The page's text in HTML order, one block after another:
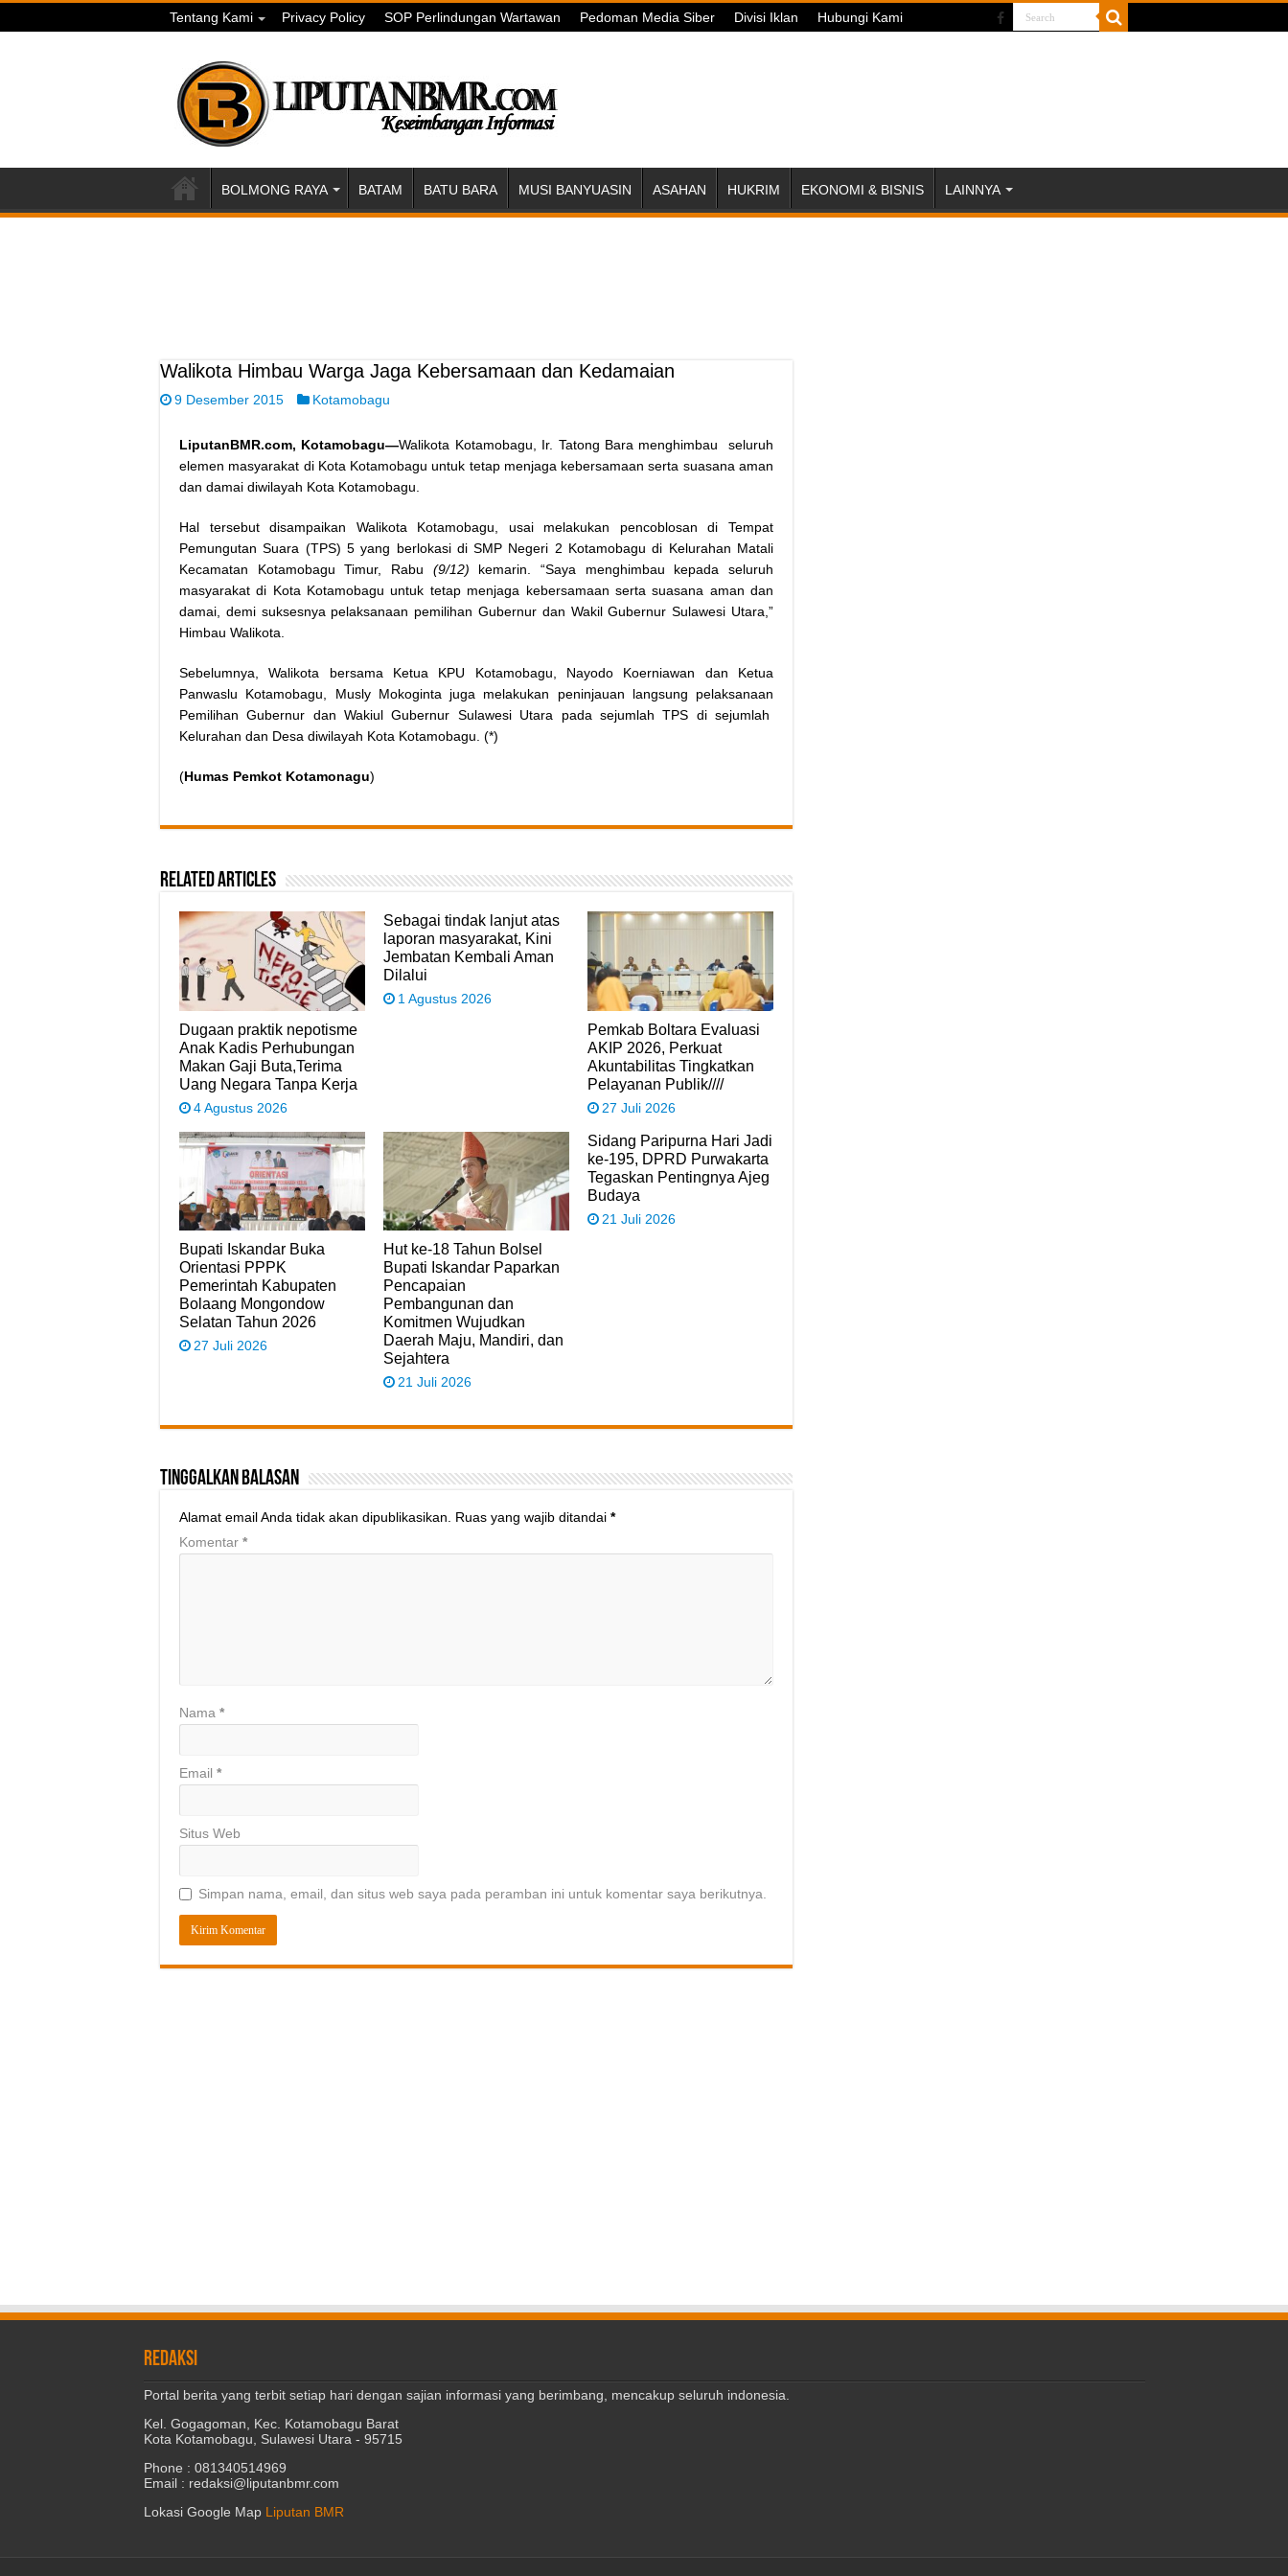
Tentang Kami Privacy Policy SOP Perlindungan Wartawan Pedoman Media Siber Divisi Iklan Hubungi Kami
BOLMONG RAYA BATAM BATU BARA MUSI BANYUASIN ASAHAN HUKRIM EKONOMI & BISNIS LAINNYA
Walikota Himbau Warga Jaga Kebersamaan dan Kedamaian
9 Desember 2015 Kotamobagu
LiputanBMR.com, Kotamobagu—Walikota Kotamobagu, Ir. Tatong Bara menghimbau seluruh
elemen masyarakat di Kota Kotamobagu untuk tetap menjaga kebersamaan serta suasana aman
dan damai diwilayah Kota Kotamobagu.
Hal tersebut disampaikan Walikota Kotamobagu, usai melakukan pencoblosan di Tempat
Pemungutan Suara (TPS) 5 yang berlokasi di SMP Negeri 2 Kotamobagu di Kelurahan Matali
Kecamatan Kotamobagu Timur, Rabu (9/12) kemarin. “Saya menghimbau kepada seluruh
masyarakat di Kota Kotamobagu untuk tetap menjaga kebersamaan serta suasana aman dan
damai, demi suksesnya pelaksanaan pemilihan Gubernur dan Wakil Gubernur Sulawesi Utara,”
Himbau Walikota.
Sebelumnya, Walikota bersama Ketua KPU Kotamobagu, Nayodo Koerniawan dan Ketua
Panwaslu Kotamobagu, Musly Mokoginta juga melakukan peninjauan langsung pelaksanaan
Pemilihan Gubernur dan Wakiul Gubernur Sulawesi Utara pada sejumlah TPS di sejumlah
Kelurahan dan Desa diwilayah Kota Kotamobagu. (*)
(Humas Pemkot Kotamonagu)
Related Articles
Dugaan praktik nepotisme
Anak Kadis Perhubungan
Makan Gaji Buta,Terima
Uang Negara Tanpa Kerja
4 Agustus 2026
Sebagai tindak lanjut atas
laporan masyarakat, Kini
Jembatan Kembali Aman
Dilalui
1 Agustus 2026
Pemkab Boltara Evaluasi
AKIP 2026, Perkuat
Akuntabilitas Tingkatkan
Pelayanan Publik////
27 Juli 2026
Bupati Iskandar Buka
Orientasi PPPK
Pemerintah Kabupaten
Bolaang Mongondow
Selatan Tahun 2026
27 Juli 2026
Hut ke-18 Tahun Bolsel
Bupati Iskandar Paparkan
Pencapaian
Pembangunan dan
Komitmen Wujudkan
Daerah Maju, Mandiri, dan
Sejahtera
21 Juli 2026
Sidang Paripurna Hari Jadi
ke-195, DPRD Purwakarta
Tegaskan Pentingnya Ajeg
Budaya
21 Juli 2026
Tinggalkan Balasan
Alamat email Anda tidak akan dipublikasikan. Ruas yang wajib ditandai *
Komentar *
Nama *
Email *
Situs Web
Simpan nama, email, dan situs web saya pada peramban ini untuk komentar saya berikutnya.
REDAKSI
Portal berita yang terbit setiap hari dengan sajian informasi yang berimbang, mencakup seluruh indonesia.
Kel. Gogagoman, Kec. Kotamobagu Barat
Kota Kotamobagu, Sulawesi Utara - 95715
Phone : 081340514969
Email : redaksi@liputanbmr.com
Lokasi Google Map Liputan BMR